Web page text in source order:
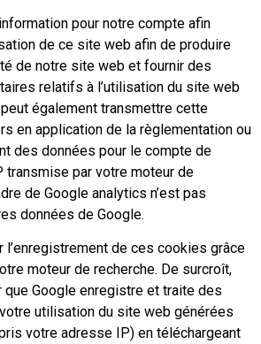
pour notre compte afin
de ce site web afin de produire
de notre site web et fournir des
relatifs à l’utilisation du site web
peut également transmettre cette
en application de la règlementation ou
des données pour le compte de
transmise par votre moteur de
de Google analytics n’est pas
données de Google.
de ces cookies grâce
moteur de recherche. De surcroît,
Google enregistre et traite des
utilisation du site web générées
votre adresse IP) en téléchargeant